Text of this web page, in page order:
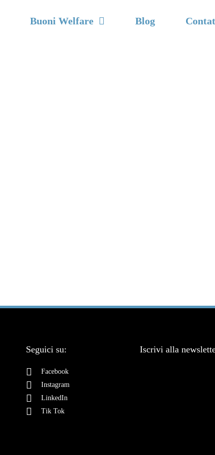
Buoni Welfare Blog
Seguici su:
Facebook
Instagram
LinkedIn
Tik Tok
Iscrivi alla